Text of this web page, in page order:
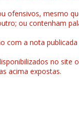
ofensivos, mesmo
ou contenham
com a nota publicada
no site
acima expostas.